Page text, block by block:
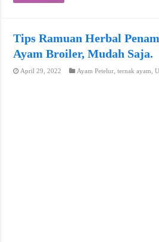
Tips Ramuan Herbal
Ayam Broiler, Mudah Saja.
April 29, 2022 Ayam Petelur ,ternak ayam ,